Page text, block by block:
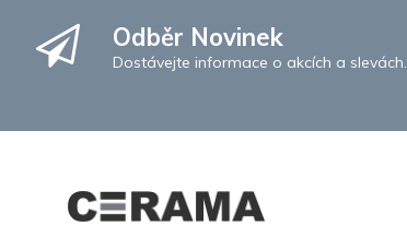
Odběr Novinek
Dostávejte informace o akcích a slevách.